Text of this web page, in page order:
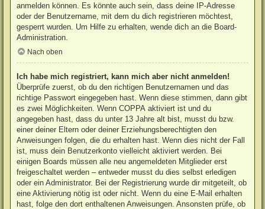
anmelden können. Es könnte auch sein, dass deine IP-Adresse
oder der Benutzername, mit dem du dich registrieren möchtest,
gesperrt wurden. Um Hilfe zu erhalten, wende dich an die Board-
Administration.
Nach oben
Ich habe mich registriert, kann mich aber nicht anmelden!
Überprüfe zuerst, ob du den richtigen Benutzernamen und das
richtige Passwort eingegeben hast. Wenn diese stimmen, dann gibt
es zwei Möglichkeiten. WennCOPPA aktiviert ist und du
angegeben hast, dass du unter 13 Jahre alt bist, musst du bzw.
einer deiner Eltern oder deiner Erziehungsberechtigten den
Anweisungen folgen, die du erhalten hast. Wenn dies nicht der Fall
ist, muss dein Benutzerkonto vielleicht aktiviert werden. Bei
einigen Boards müssen alle neu angemeldeten Mitglieder erst
freigeschaltet werden – entweder musst du dies selbst erledigen
oder ein Administrator. Bei der Registrierung wurde dir mitgeteilt, ob
eine Aktivierung nötig ist oder nicht. Wenn du eine E-Mail erhalten
hast, folge den dort enthaltenen Anweisungen. Ansonsten prüfe, ob